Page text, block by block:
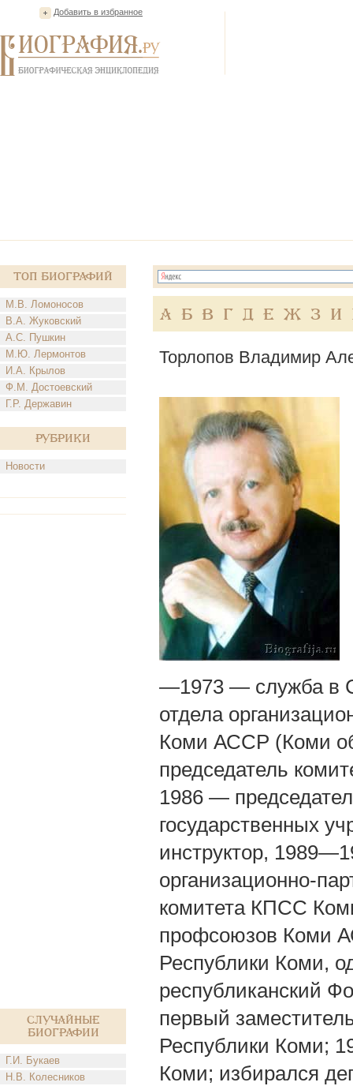
Добавить в избранное
Топ Биографий
М.В. Ломоносов
В.А. Жуковский
А.С. Пушкин
М.Ю. Лермонтов
И.А. Крылов
Ф.М. Достоевский
Г.Р. Державин
Рубрики
Новости
Случайные
биографии
Г.И. Букаев
Н.В. Колесников
А Б В Г Д Е Ж З И
Торлопов Владимир
—1973 — служба в
отдела
Коми АССР (Коми
председатель
1986 —
государственных
инструктор,
организационно-
комитета КПСС
профсоюзов Коми
Республики Коми,
республиканский
первый
Республики Коми;
Коми; избирался